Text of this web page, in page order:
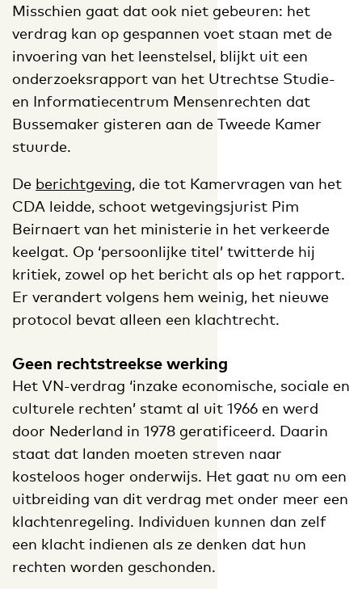
Misschien gaat dat ook niet gebeuren: het
verdrag kan op gespannen voet staan met de
invoering van het leenstelsel, blijkt uit een
onderzoeksrapport van het Utrechtse Studie-
en Informatiecentrum Mensenrechten dat
Bussemaker gisteren aan de Tweede Kamer
stuurde.
De berichtgeving, die tot Kamervragen van het
CDA leidde, schoot wetgevingsjurist Pim
Beirnaert van het ministerie in het verkeerde
keelgat. Op ‘persoonlijke titel’ twitterde hij
kritiek, zowel op het bericht als op het rapport.
Er verandert volgens hem weinig, het nieuwe
protocol bevat alleen een klachtrecht.
Geen rechtstreekse werking
Het VN-verdrag ‘inzake economische, sociale en
culturele rechten’ stamt al uit 1966 en werd
door Nederland in 1978 geratificeerd. Daarin
staat dat landen moeten streven naar
kosteloos hoger onderwijs. Het gaat nu om een
uitbreiding van dit verdrag met onder meer een
klachtenregeling. Individuen kunnen dan zelf
een klacht indienen als ze denken dat hun
rechten worden geschonden.